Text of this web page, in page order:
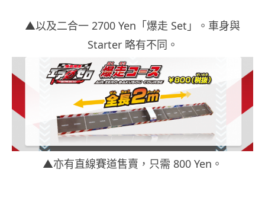
▲以及二合一 2700 Yen「爆走 Set」。車身與
Starter 略有不同。
▲亦有直線賽道售賣，只需 800 Yen。